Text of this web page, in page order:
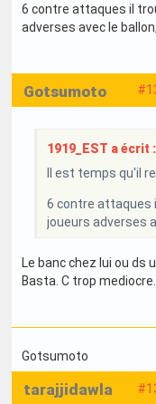
6 contre attaques il
adverses avec le
Gotsumoto
1919_EST a écrit :
Il est temps qu'il
6 contre attaques
joueurs adverses
Le banc chez lui ou ds
Basta. C trop mediocre.
Gotsumoto
tarajjidawla